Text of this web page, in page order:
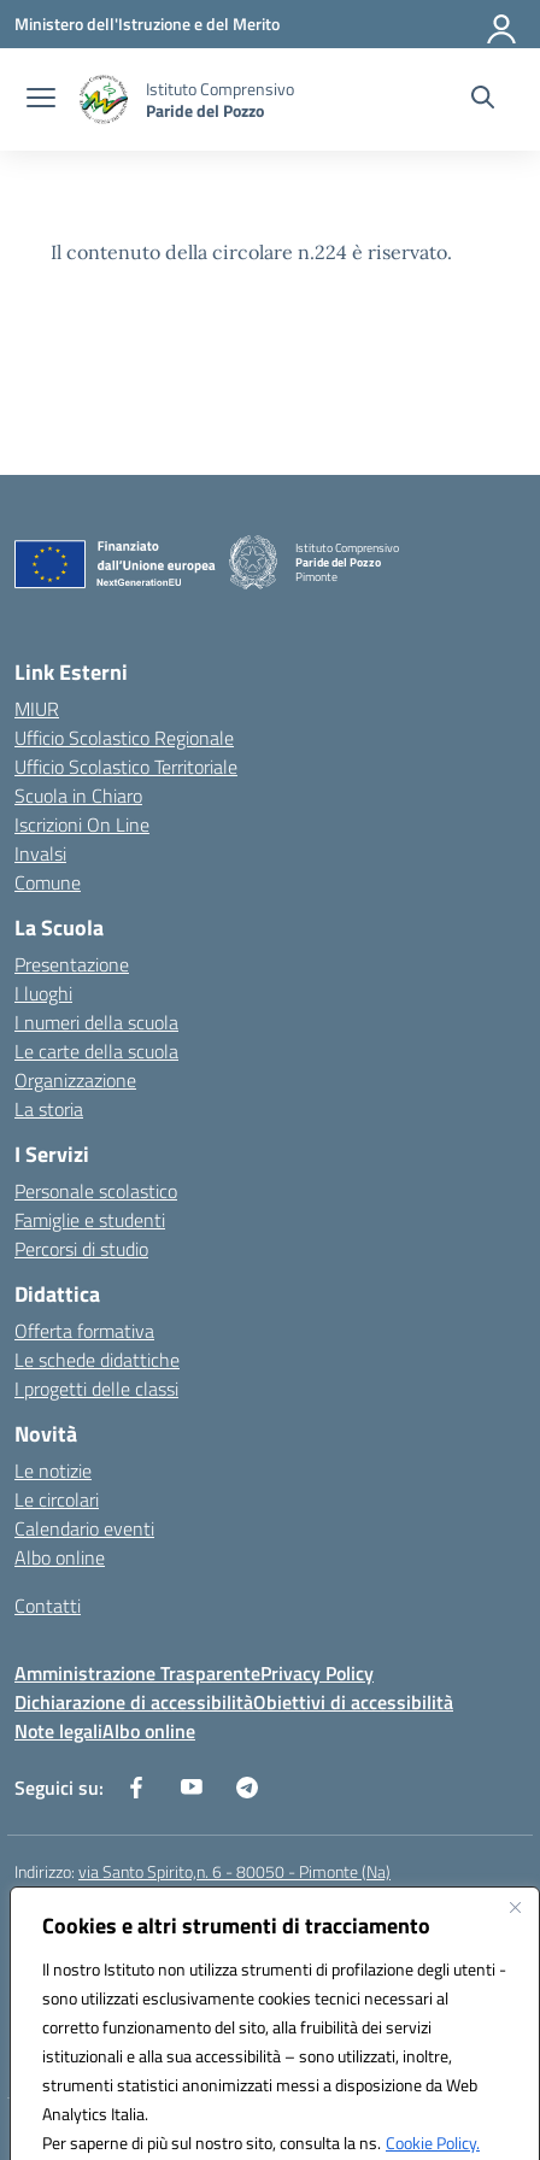
Cookies e altri strumenti di tracciamento
Il nostro Istituto non utilizza strumenti di profilazione degli utenti -
sono utilizzati esclusivamente cookies tecnici necessari al
corretto funzionamento del sito, alla fruibilità dei servizi
istituzionali e alla sua accessibilità – sono utilizzati, inoltre,
strumenti statistici anonimizzati messi a disposizione da Web
Analytics Italia.
Per saperne di più sul nostro sito, consulta la ns.Cookie Policy.
Vai ai contenuti
Vai al menu di navigazione
Vai al footer
Ministero dell'Istruzione e del Merito
Istituto Comprensivo
Paride del Pozzo
Il contenuto della circolare n.224 è riservato.
Istituto Comprensivo
Paride del Pozzo
Pimonte
Link Esterni
MIUR
Ufficio Scolastico Regionale
Ufficio Scolastico Territoriale
Scuola in Chiaro
Iscrizioni On Line
Invalsi
Comune
La Scuola
Presentazione
I luoghi
I numeri della scuola
Le carte della scuola
Organizzazione
La storia
I Servizi
Personale scolastico
Famiglie e studenti
Percorsi di studio
Didattica
Offerta formativa
Le schede didattiche
I progetti delle classi
Novità
Le notizie
Le circolari
Calendario eventi
Albo online
Contatti
Amministrazione TrasparentePrivacy Policy
Dichiarazione di accessibilitàObiettivi di accessibilità
Note legaliAlbo online
Seguici su:
Indirizzo:via Santo Spirito,n. 6 - 80050 - Pimonte (Na)
Centralino:
Posta elettronica certificata (PEC):naic86400x@pec.istruzione.it
Codice fiscale: 82008870634
Codice meccanografico:NAIC86400X
Codice Indice delle Pubbliche Amministrazioni (IPA): ISTSC_NAIC86400X
Codice unico di fatturazione (CUF): UF5NKX
Hosting & Powered by 3D Solution S.r.l.